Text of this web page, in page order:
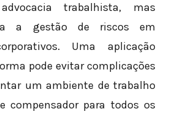
trabalhista, mas
a gestão de riscos em
Uma aplicação
pode evitar complicações
um ambiente de trabalho
compensador para todos os